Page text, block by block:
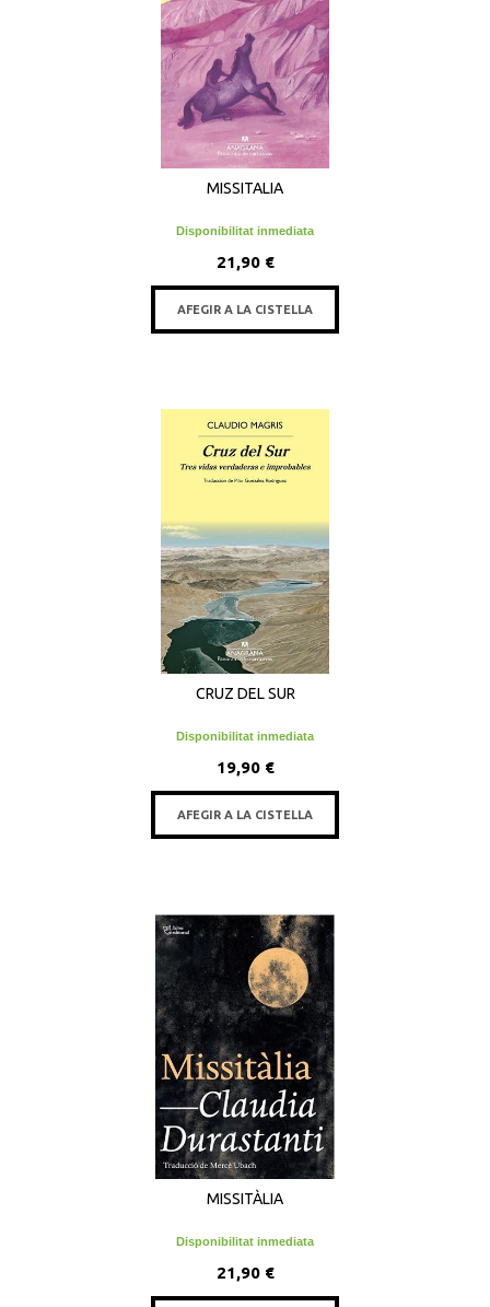
MISSITALIA
Disponibilitat inmediata
21,90 €
AFEGIR A LA CISTELLA
CRUZ DEL SUR
Disponibilitat inmediata
19,90 €
AFEGIR A LA CISTELLA
MISSITÀLIA
Disponibilitat inmediata
21,90 €